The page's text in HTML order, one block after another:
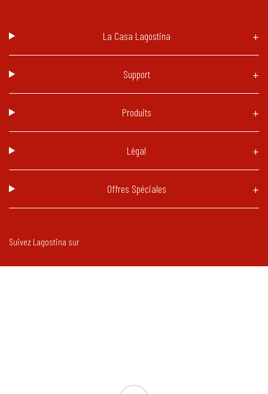
La Casa Lagostina
Support
Produits
Légal
Offres Spéciales
Suivez Lagostina sur